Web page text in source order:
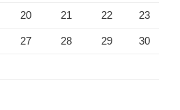
20 21 22 23
27 28 29 30